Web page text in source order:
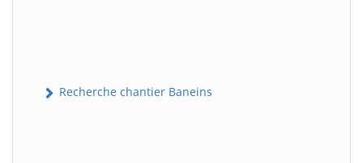
Recherche chantier Baneins